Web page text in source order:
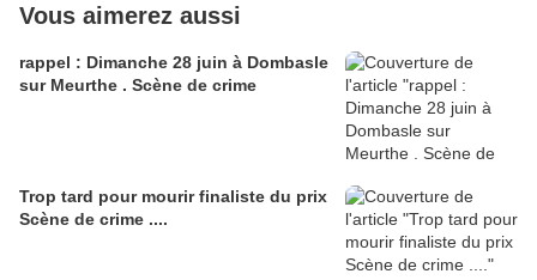
Vous aimerez aussi
rappel : Dimanche 28 juin à Dombasle
sur Meurthe . Scène de crime
Trop tard pour mourir finaliste du prix
Scène de crime ....